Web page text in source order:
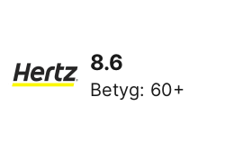
8.6
Betyg: 60+